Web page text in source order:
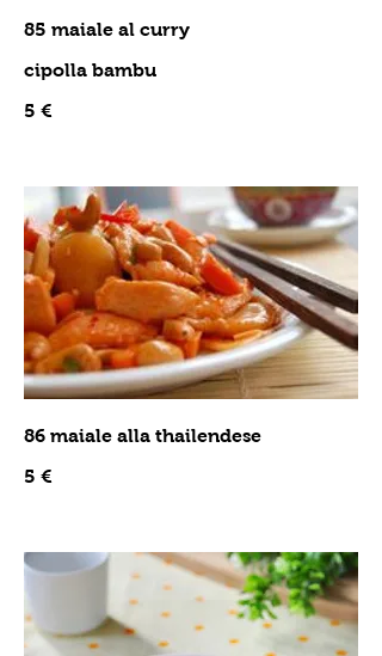
85 maiale al curry
cipolla bambu
5 €
86 maiale alla thailendese
5 €